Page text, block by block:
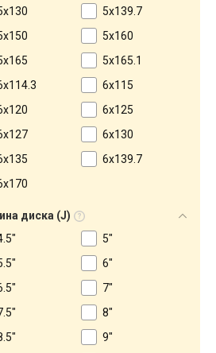
5x139.7
5x160
5x165.1
6x115
6x125
6x130
6x139.7
диска (J)
5"
6"
7"
8"
9"